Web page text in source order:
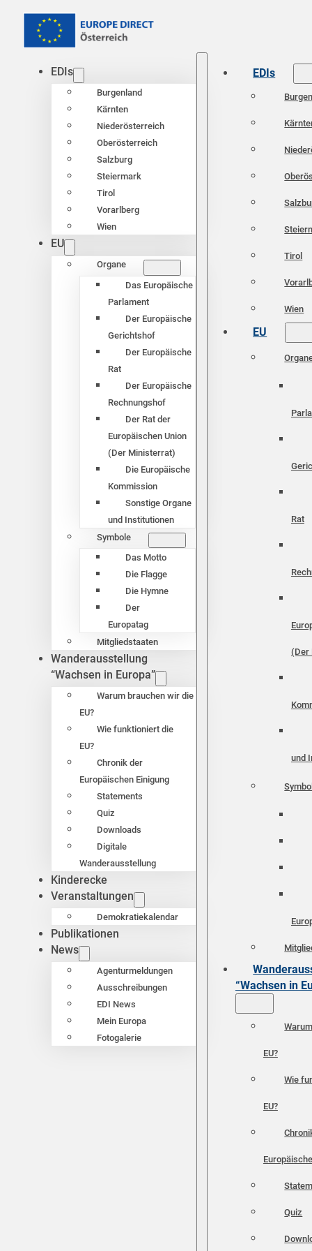
EDIs
Burgenland
Kärnten
Niederösterreich
Oberösterreich
Salzburg
Steiermark
Tirol
Vorarlberg
Wien
EU
Organe
Das Europäische
Parlament
Der Europäische
Gerichtshof
Der Europäische
Rat
Der Europäische
Rechnungshof
Der Rat der
Europäischen Union
(Der Ministerrat)
Die Europäische
Kommission
Sonstige Organe
und Institutionen
Symbole
Das Motto
Die Flagge
Die Hymne
Der
Europatag
Mitgliedstaaten
Wanderausstellung
“Wachsen in Europa”
Warum brauchen wir die
EU?
Wie funktioniert die
EU?
Chronik der
Europäischen Einigung
Statements
Quiz
Downloads
Digitale
Wanderausstellung
Kinderecke
Veranstaltungen
Demokratiekalendar
Publikationen
News
Agenturmeldungen
Ausschreibungen
EDI News
Mein Europa
Fotogalerie
EDIs
Tirol
Wien
EU
Rat
(Der
und
“Wachsen in
EU?
Wie
EU?
Quiz